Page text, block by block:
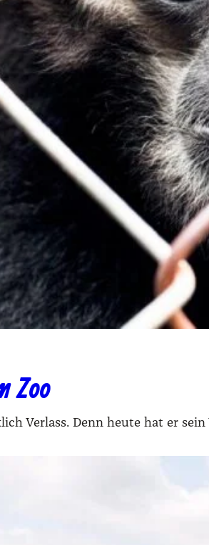
Zoo
Verlass. Denn heute hat er